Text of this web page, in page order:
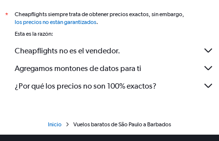
*
Cheapflights siempre trata de obtener precios exactos, sin embargo,
los precios no están garantizados.
Esta es la razón:
Cheapflights no es el vendedor.
Agregamos montones de datos para ti
¿Por qué los precios no son 100% exactos?
Inicio Vuelos baratos de São Paulo a Barbados